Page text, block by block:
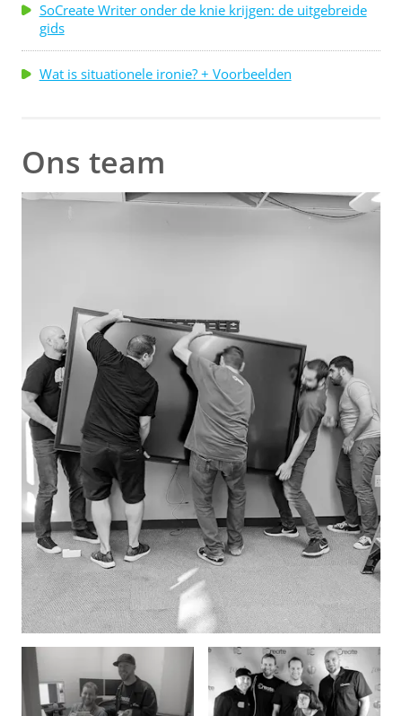
SoCreate Writer onder de knie krijgen: de uitgebreide
gids
Wat is situationele ironie? + Voorbeelden
Ons team